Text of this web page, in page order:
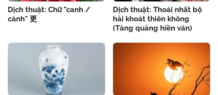
Dịch thuật: Chữ "canh /
cánh" 更
Dịch thuật: Thoái nhất bộ
hải khoát thiên không
(Tăng quảng hiền văn)